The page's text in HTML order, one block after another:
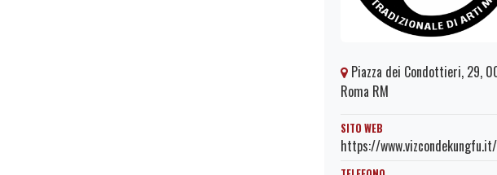
Piazza dei Condottieri, 29,
Roma RM
SITO WEB
https://www.vizcondekungfu.it/